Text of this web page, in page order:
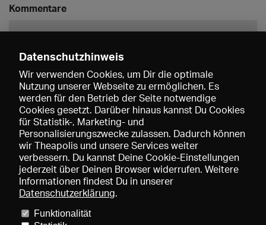
Kommentare
Speichern
Datenschutzhinweis
Wir verwenden Cookies, um Dir die optimale
Nutzung unserer Webseite zu ermöglichen. Es
werden für den Betrieb der Seite notwendige
Cookies gesetzt. Darüber hinaus kannst Du Cookies
für Statistik-, Marketing- und
Personalisierungszwecke zulassen. Dadurch können
wir Theapolis und unsere Services weiter
verbessern. Du kannst Deine Cookie-Einstellungen
jederzeit über Deinen Browser widerrufen. Weitere
Informationen findest Du in unserer
Datenschutzerklärung.
Funktionalität